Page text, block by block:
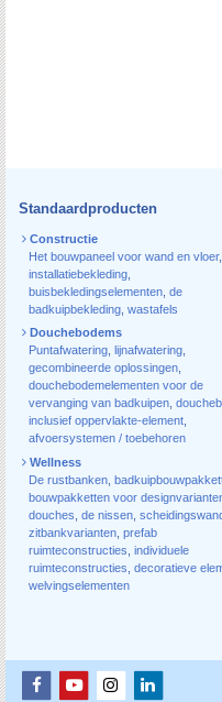
Standaardproducten
Constructie
Het bouwpaneel voor wand en vloer,
installatiebekleding
buisbekledingselementen de
badkuipbekleding wastafels
Douchebodems
Puntafwatering lijnafwatering
gecombineerde oplossingen
douchebodemelementen voor de
vervanging van badkuipen
inclusief oppervlakte-element
afvoersystemen / toebehoren
Wellness
De rustbanken
bouwpakketten voor
douches de nissen
zitbankvarianten prefab
ruimteconstructies individuele
ruimteconstructies decoratieve
welvingselementen